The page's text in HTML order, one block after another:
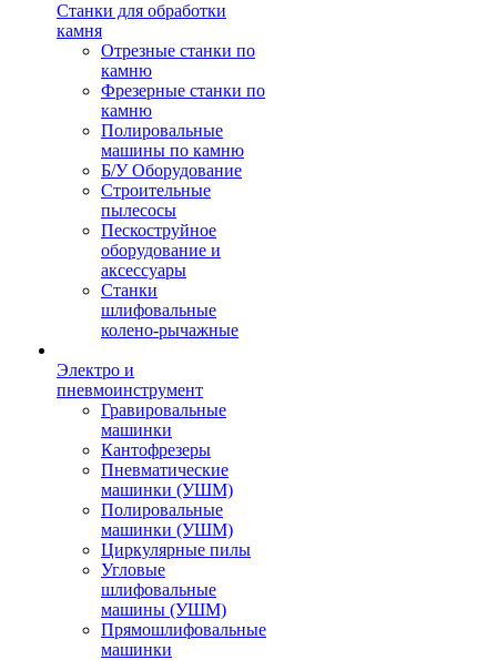
Станки для обработки
камня
Отрезные станки по
камню
Фрезерные станки по
камню
Полировальные
машины по камню
Б/У Оборудование
Строительные
пылесосы
Пескоструйное
оборудование и
аксессуары
Станки
шлифовальные
колено-рычажные
Электро и
пневмоинструмент
Гравировальные
машинки
Кантофрезеры
Пневматические
машинки (УШМ)
Полировальные
машинки (УШМ)
Циркулярные пилы
Угловые
шлифовальные
машины (УШМ)
Прямошлифовальные
машинки